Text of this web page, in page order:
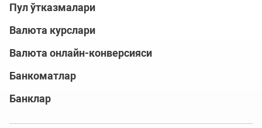
Пул ўтказмалари
Валюта курслари
Валюта онлайн-конверсияси
Банкоматлар
Банклар